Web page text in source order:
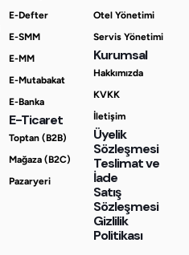
E-Defter
E-SMM
E-MM
E-Mutabakat
E-Banka
E-Ticaret
Toptan (B2B)
Mağaza (B2C)
Pazaryeri
Otel Yönetimi
Servis Yönetimi
Kurumsal
Hakkımızda
KVKK
İletişim
Üyelik
Sözleşmesi
Teslimat ve
İade
Satış
Sözleşmesi
Gizlilik
Politikası